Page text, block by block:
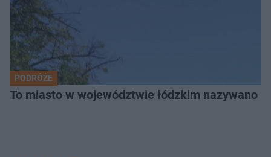
PODRÓŻE
To miasto w województwie łódzkim nazywano